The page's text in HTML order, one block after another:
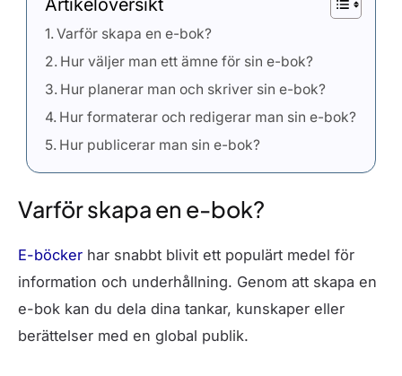
Varför skapa en e-bok?
Hur väljer man ett ämne för sin e-bok?
Hur planerar man och skriver sin e-bok?
Hur formaterar och redigerar man sin e-bok?
Hur publicerar man sin e-bok?
Varför skapa en e-bok?
E-böcker har snabbt blivit ett populärt medel för
information och underhållning. Genom att skapa en
e-bok kan du dela dina tankar, kunskaper eller
berättelser med en global publik.